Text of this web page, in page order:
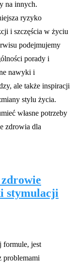
na innych.
ryzyko
i szczęścia w życiu
podejmujemy
porady i
nawyki i
ale także inspiracji
stylu życia.
własne potrzeby
zdrowia dla
stymulacji
formule, jest
problemami